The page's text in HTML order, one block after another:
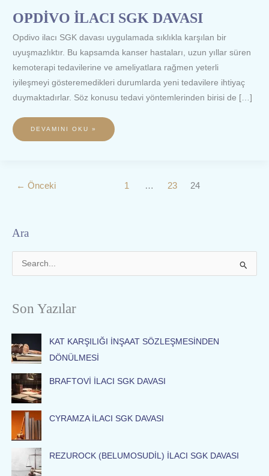
OPDİVO İLACI SGK DAVASI
Opdivo ilacı SGK davası uygulamada sıklıkla karşılan bir
uyuşmazlıktır. Bu kapsamda kanser hastaları, uzun yıllar süren
kemoterapi tedavilerine ve ameliyatlara rağmen yeterli
iyileşmeyi gösteremedikleri durumlarda yeni tedavilere ihtiyaç
duymaktadırlar. Söz konusu tedavi yöntemlerinden birisi de […]
DEVAMINI OKU »
← Önceki 1 … 23 24
Ara
r
c
h
f
o
r
:
Son Yazılar
KAT KARŞILIĞI İNŞAAT SÖZLEŞMESİNDEN
DÖNÜLMESİ
BRAFTOVİ İLACI SGK DAVASI
CYRAMZA İLACI SGK DAVASI
REZUROCK (BELUMOSUDİL) İLACI SGK DAVASI